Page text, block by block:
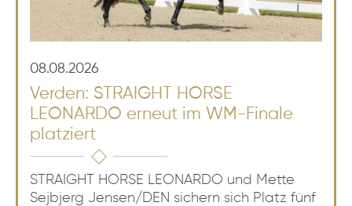
08.08.2026
Verden: STRAIGHT HORSE
LEONARDO erneut im WM-Finale
platziert
STRAIGHT HORSE LEONARDO und Mette
Sejbjerg Jensen/DEN sichern sich Platz fünf